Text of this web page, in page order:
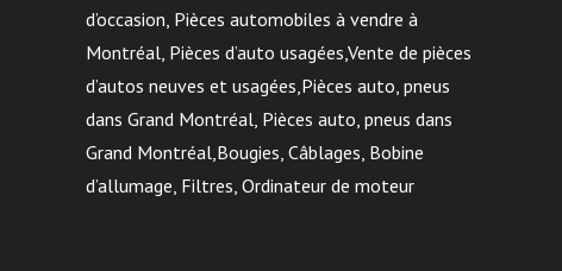
d’occasion, Pièces automobiles à vendre à
Montréal, Pièces d’auto usagées,Vente de pièces
d’autos neuves et usagées,Pièces auto, pneus
dans Grand Montréal, Pièces auto, pneus dans
Grand Montréal,Bougies, Câblages, Bobine
d’allumage, Filtres, Ordinateur de moteur